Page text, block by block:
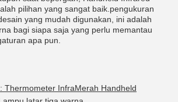
pilihan yang sangat baik.pengukuran
yang mudah digunakan, ini adalah
bagi siapa saja yang perlu memantau
apa pun.
Thermometer InfraMerah Handheld